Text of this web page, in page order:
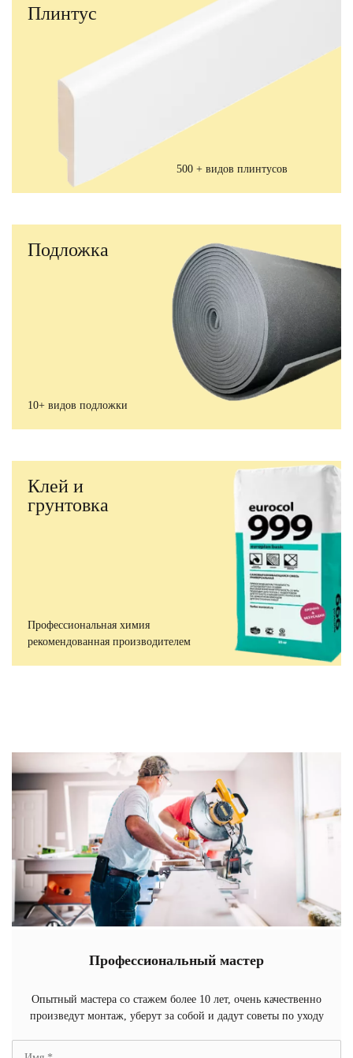
Плинтус
500 + видов плинтусов
Подложка
10+ видов подложки
Клей и
грунтовка
Профессиональная химия
рекомендованная производителем
Профессиональный мастер
Опытный мастера со стажем более 10 лет, очень качественно
произведут монтаж, уберут за собой и дадут советы по уходу